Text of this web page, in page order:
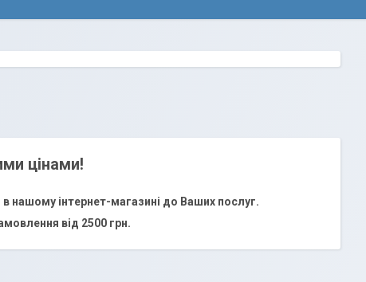
цінами!
в нашому інтернет-магазині до Ваших послуг.
від 2500 грн.